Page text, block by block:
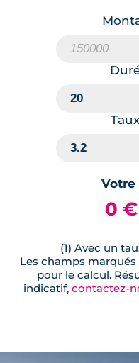
Votre
0
(1) Avec un
Les champs
pour le calcul.
indicatif, contactez-